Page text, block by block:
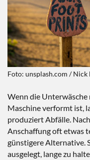
Foto: unsplash.com / Nick
Wenn die Unterwäsche
Maschine verformt ist,
produziert Abfälle.
Anschaffung oft etwas
günstigere Alternative.
ausgelegt, lange zu